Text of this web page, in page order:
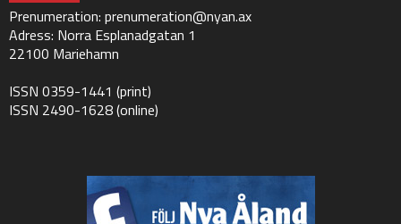
Prenumeration: prenumeration@nyan.ax
Adress: Norra Esplanadgatan 1
22100 Mariehamn
ISSN 0359-1441 (print)
ISSN 2490-1628 (online)